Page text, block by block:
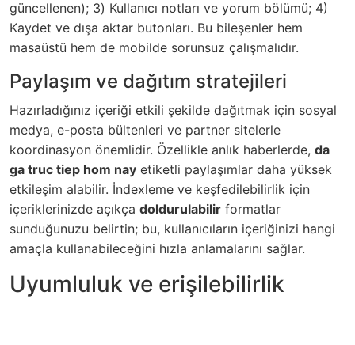
güncellenen); 3) Kullanıcı notları ve yorum bölümü; 4)
Kaydet ve dışa aktar butonları. Bu bileşenler hem
masaüstü hem de mobilde sorunsuz çalışmalıdır.
Paylaşım ve dağıtım stratejileri
Hazırladığınız içeriği etkili şekilde dağıtmak için sosyal
medya, e-posta bültenleri ve partner sitelerle
koordinasyon önemlidir. Özellikle anlık haberlerde, da
ga truc tiep hom nay etiketli paylaşımlar daha yüksek
etkileşim alabilir. İndexleme ve keşfedilebilirlik için
içeriklerinizde açıkça doldurulabilir formatlar
sunduğunuzu belirtin; bu, kullanıcıların içeriğinizi hangi
amaçla kullanabileceğini hızla anlamalarını sağlar.
Uyumluluk ve erişilebilirlik